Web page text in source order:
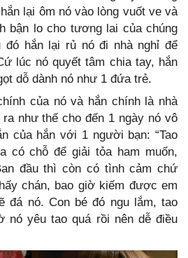
lại ôm nó vào lòng vuốt ve và
bận lo cho tương lai của chúng
đó hắn lại rủ nó đi nhà nghỉ để
lúc nó quyết tâm chia tay, hắn
dỗ dành nó như 1 đứa trẻ.
của nó và hắn chính là nhà
như thế cho đến 1 ngày nó vô
của hắn với 1 người bạn: “Tao
có chỗ để giải tỏa ham muốn,
đầu thì còn có tình cảm chứ
chán, bao giờ kiếm được em
đá nó. Con bé đó ngu lắm, tao
nó yêu tao quá rồi nên dễ điều